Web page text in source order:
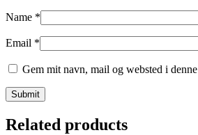
Name *
Email *
Gem mit navn, mail og websted i
Related products